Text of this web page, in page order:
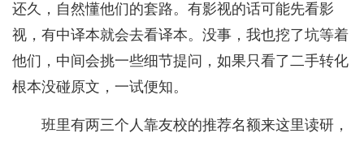
还久，自然懂他们的套路。有影视的话可能先看影
视，有中译本就会去看译本。没事，我也挖了坑等着
他们，中间会挑一些细节提问，如果只看了二手转化
根本没碰原文，一试便知。
班里有两三个人靠友校的推荐名额来这里读研，